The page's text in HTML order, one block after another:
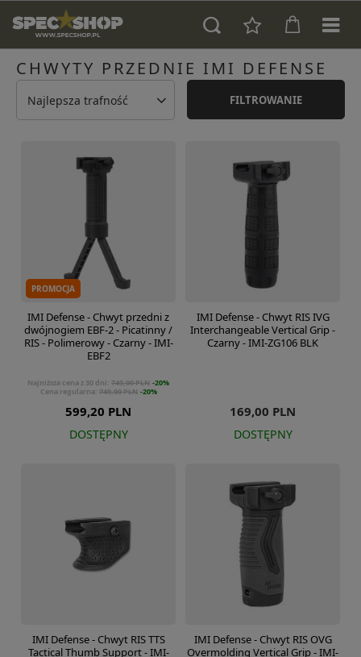
CHWYTY PRZEDNIE IMI DEFENSE
Najlepsza trafność FILTROWANIE
PROMOCJA
IMI Defense - Chwyt przedni z
dwójnogiem EBF-2 - Picatinny /
RIS - Polimerowy - Czarny - IMI-
EBF2
599,20 PLN
Najniższa cena z 30 dni: 749,00 PLN -20%
Cena regularna: 749,00 PLN -20%
DOSTĘPNY
IMI Defense - Chwyt RIS IVG
Interchangeable Vertical Grip -
Czarny - IMI-ZG106 BLK
169,00 PLN
DOSTĘPNY
IMI Defense - Chwyt RIS TTS
Tactical Thumb Support - IMI-
IMI Defense - Chwyt RIS OVG
Overmolding Vertical Grip - IMI-